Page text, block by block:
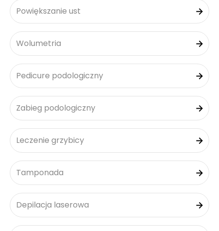
Powiększanie ust
Wolumetria
Pedicure podologiczny
Zabieg podologiczny
Leczenie grzybicy
Tamponada
Depilacja laserowa